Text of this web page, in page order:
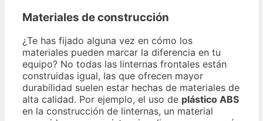
Materiales de construcción
¿Te has fijado alguna vez en cómo los
materiales pueden marcar la diferencia en tu
equipo? No todas las linternas frontales están
construidas igual, las que ofrecen mayor
durabilidad suelen estar hechas de materiales de
alta calidad. Por ejemplo, el uso de plástico ABS
en la construcción de linternas, un material